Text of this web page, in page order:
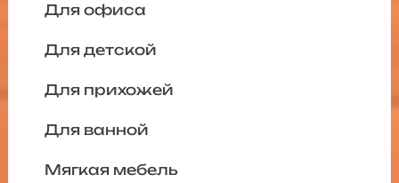
Для офиса
Для детской
Для прихожей
Для ванной
Мягкая мебель